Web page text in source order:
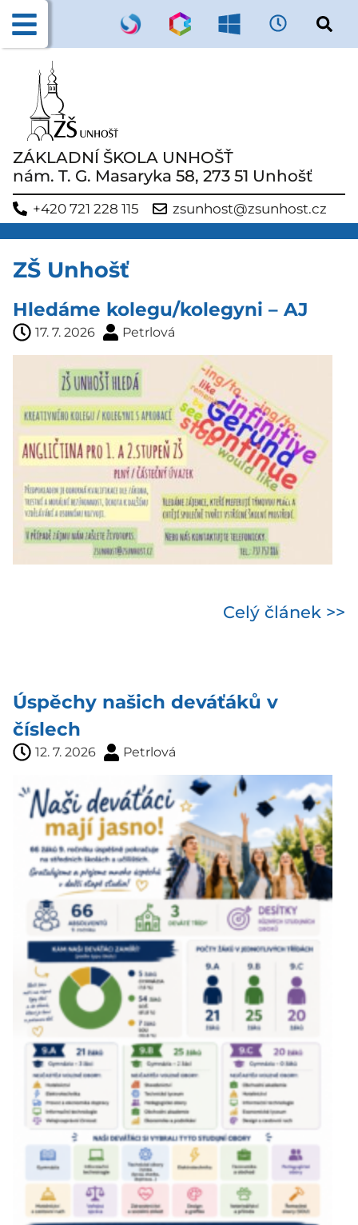
ZÁKLADNÍ ŠKOLA UNHOŠŤ
nám. T. G. Masaryka 58, 273 51 Unhošť
+420 721 228 115 zsunhost@zsunhost.cz
ZŠ Unhošť
Hledáme kolegu/kolegyni – AJ
17. 7. 2026 Petrlová
Celý článek >>
Úspěchy našich deváťáků v
číslech
12. 7. 2026 Petrlová